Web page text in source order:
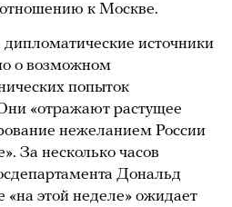
к Москве.
дипломатические источники
о возможном
попыток
«отражают растущее
нежеланием России
За несколько часов
Дональд
«на этой неделе» ожидает